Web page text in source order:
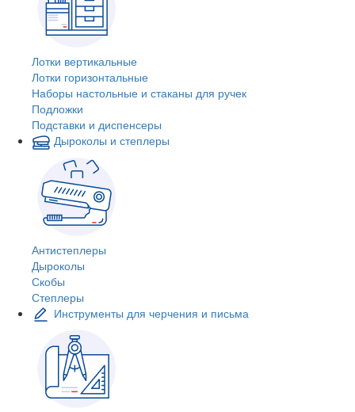
Лотки вертикальные
Лотки горизонтальные
Наборы настольные и стаканы для ручек
Подложки
Подставки и диспенсеры
Дыроколы и степлеры
Антистеплеры
Дыроколы
Скобы
Степлеры
Инструменты для черчения и письма